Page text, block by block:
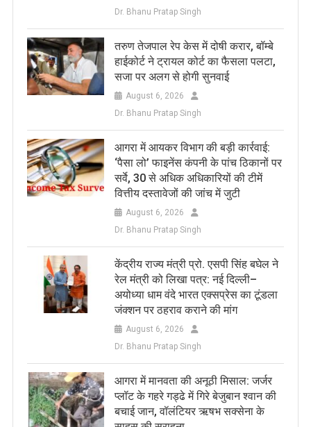
Dr. Bhanu Pratap Singh
तरुण तेजपाल रेप केस में दोषी करार, बॉम्बे
हाईकोर्ट ने ट्रायल कोर्ट का फैसला पलटा,
सजा पर अलग से होगी सुनवाई
August 6, 2026
Dr. Bhanu Pratap Singh
आगरा में आयकर विभाग की बड़ी कार्रवाई:
‘पैसा लो’ फाइनेंस कंपनी के पांच ठिकानों पर
सर्वे, 30 से अधिक अधिकारियों की टीमें
वित्तीय दस्तावेजों की जांच में जुटी
August 6, 2026
Dr. Bhanu Pratap Singh
केंद्रीय राज्य मंत्री प्रो. एसपी सिंह बघेल ने
रेल मंत्री को लिखा पत्र: नई दिल्ली–
अयोध्या धाम वंदे भारत एक्सप्रेस का टूंडला
जंक्शन पर ठहराव कराने की मांग
August 6, 2026
Dr. Bhanu Pratap Singh
आगरा में मानवता की अनूठी मिसाल: जर्जर
प्लॉट के गहरे गड्ढे में गिरे बेजुबान श्वान की
बचाई जान, वॉलंटियर ऋषभ सक्सेना के